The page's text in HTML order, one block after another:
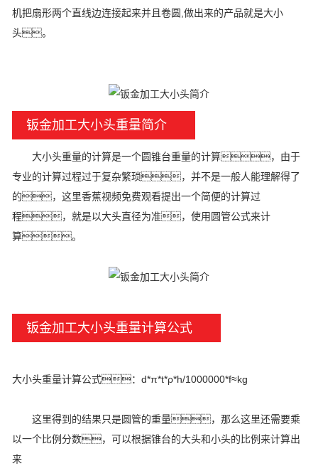
机把扇形两个直线边连接起来并且卷圆,做出来的产品就是大小
头。
钣金加工大小头重量简介
大小头重量的计算是一个圆锥台重量的计算，由于
专业的计算过程过于复杂繁琐，并不是一般人能理解得了
的，这里香蕉视频免费观看提出一个简便的计算过
程，就是以大头直径为准，使用圆管公式来计
算。
钣金加工大小头重量计算公式
大小头重量计算公式：d*π*t*ρ*h/1000000*f≈kg
这里得到的结果只是圆管的重量，那么这里还需要乘
以一个比例分数，可以根据锥台的大头和小头的比例来计算出
来